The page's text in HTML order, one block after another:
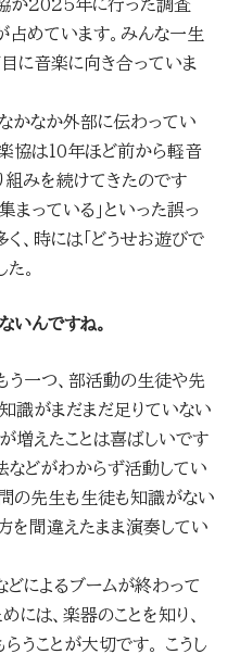
が2025年に行った調査
めています。みんな一生
に音楽に向き合っていま
かなか外部に伝わってい
協は10年ほど前から軽音
みを続けてきたのです
まっている」といった誤っ
、時には「どうせお遊びで
。
んですね。
う一つ、部活動の生徒や先
識がまだまだ足りていない
増えたことは喜ばしいです
などがわからず活動してい
の先生も生徒も知識がない
を間違えたまま演奏してい
どによるブームが終わって
には、楽器のことを知り、
うことが大切です。 こうし